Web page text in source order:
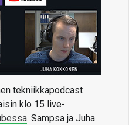
tekniikkapodcast
klo 15 live-
. Sampsa ja Juha